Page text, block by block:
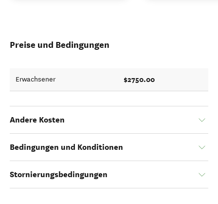
Preise und Bedingungen
Erwachsener $2750.00
Andere Kosten
Bedingungen und Konditionen
Stornierungsbedingungen